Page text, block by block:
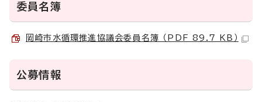
委員名簿
岡崎市水循環推進協議会委員名簿 （PDF 89.7 KB）
公募情報